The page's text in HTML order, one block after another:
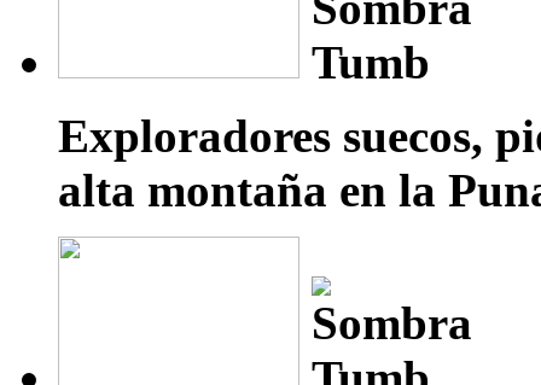
Exploradores suecos,
alta montaña en la